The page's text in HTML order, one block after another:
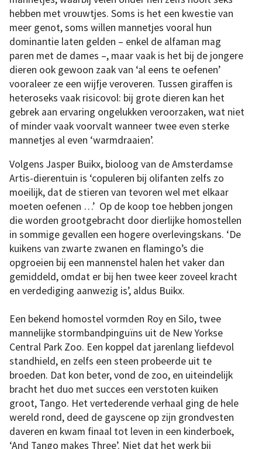
hebben met vrouwtjes. Soms is het een kwestie van
meer genot, soms willen mannetjes vooral hun
dominantie laten gelden – enkel de alfaman mag
paren met de dames –, maar vaak is het bij de jongere
dieren ook gewoon zaak van ‘al eens te oefenen’
vooraleer ze een wijfje veroveren. Tussen giraffen is
heteroseks vaak risicovol: bij grote dieren kan het
gebrek aan ervaring ongelukken veroorzaken, wat niet
of minder vaak voorvalt wanneer twee even sterke
mannetjes al even ‘warmdraaien’.
Volgens Jasper Buikx, bioloog van de Amsterdamse
Artis-dierentuin is ‘copuleren bij olifanten zelfs zo
moeilijk, dat de stieren van tevoren wel met elkaar
moeten oefenen …’ Op de koop toe hebben jongen
die worden grootgebracht door dierlijke homostellen
in sommige gevallen een hogere overlevingskans. ‘De
kuikens van zwarte zwanen en flamingo’s die
opgroeien bij een mannenstel halen het vaker dan
gemiddeld, omdat er bij hen twee keer zoveel kracht
en verdediging aanwezig is’, aldus Buikx.
Een bekend homostel vormden Roy en Silo, twee
mannelijke stormbandpinguïns uit de New Yorkse
Central Park Zoo. Een koppel dat jarenlang liefdevol
standhield, en zelfs een steen probeerde uit te
broeden. Dat kon beter, vond de zoo, en uiteindelijk
bracht het duo met succes een verstoten kuiken
groot, Tango. Het vertederende verhaal ging de hele
wereld rond, deed de gayscene op zijn grondvesten
daveren en kwam finaal tot leven in een kinderboek,
‘And Tango makes Three’. Niet dat het werk bij